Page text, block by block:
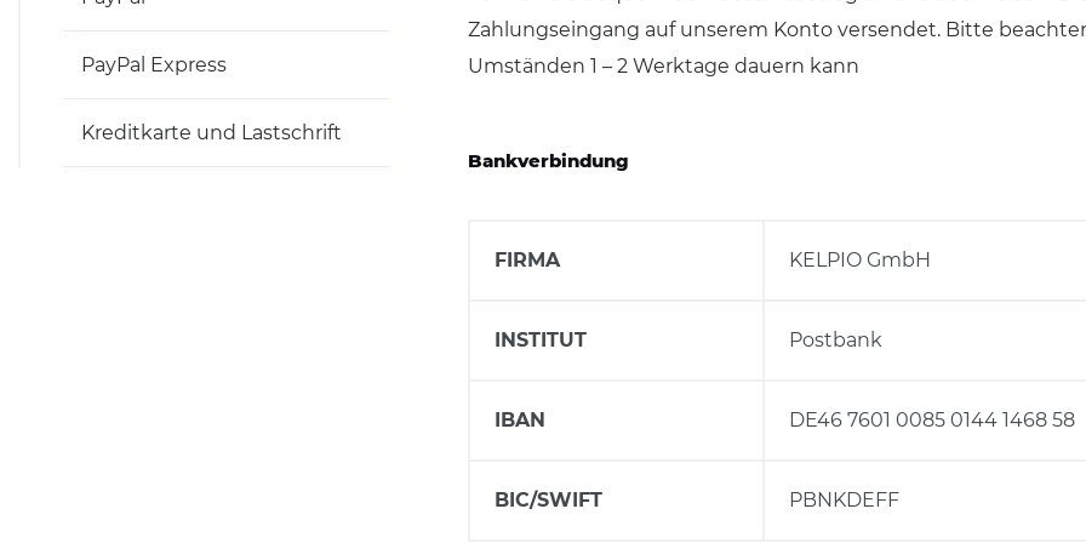
Abfallwagen
Feuerfest / Selbstlöschend
Einzelbehälter
Edelstahl
Parker
Mülltonnenboxen &
Umhausungen
PayPal Express
Kreditkarte und Lastschrift
Zahlungseingang auf unserem Konto versendet. Bitte
Umständen 1 – 2 Werktage dauern kann
Bankverbindung
FIRMA KELPIO GmbH
INSTITUT Postbank
IBAN DE46 7601 0085 0144 1468 58
BIC/SWIFT PBNKDEFF